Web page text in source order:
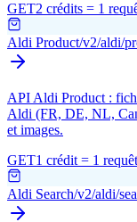
GET2 crédits = 1
Aldi Product/v2/aldi/
API Aldi Product :
Aldi (FR, DE, NL,
et images.
GET1 crédit = 1
Aldi Search/v2/aldi/